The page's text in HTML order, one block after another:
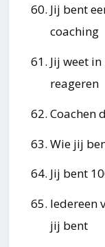
Jij bent
coaching
Jij weet
reageren
Coachen
Wie jij
Jij bent
Iedereen
jij bent